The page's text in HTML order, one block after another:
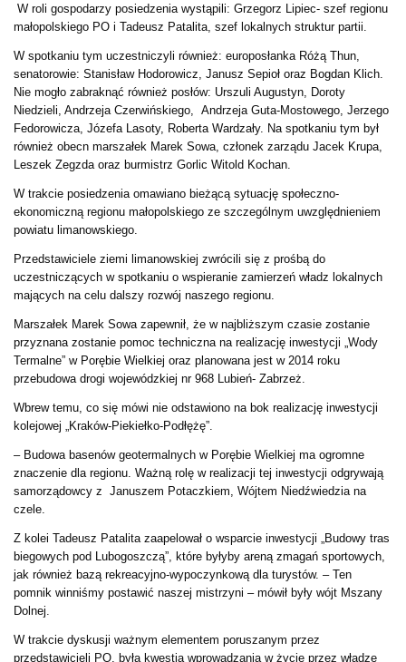
W roli gospodarzy posiedzenia wystąpili: Grzegorz Lipiec- szef regionu
małopolskiego PO i Tadeusz Patalita, szef lokalnych struktur partii.
W spotkaniu tym uczestniczyli również: europosłanka Różą Thun,
senatorowie: Stanisław Hodorowicz, Janusz Sepioł oraz Bogdan Klich.
Nie mogło zabraknąć również posłów: Urszuli Augustyn, Doroty
Niedzieli, Andrzeja Czerwińskiego, Andrzeja Guta-Mostowego, Jerzego
Fedorowicza, Józefa Lasoty, Roberta Wardzały. Na spotkaniu tym był
również obecn marszałek Marek Sowa, członek zarządu Jacek Krupa,
Leszek Zegzda oraz burmistrz Gorlic Witold Kochan.
W trakcie posiedzenia omawiano bieżącą sytuację społeczno-
ekonomiczną regionu małopolskiego ze szczególnym uwzględnieniem
powiatu limanowskiego.
Przedstawiciele ziemi limanowskiej zwrócili się z prośbą do
uczestniczących w spotkaniu o wspieranie zamierzeń władz lokalnych
mających na celu dalszy rozwój naszego regionu.
Marszałek Marek Sowa zapewnił, że w najbliższym czasie zostanie
przyznana zostanie pomoc techniczna na realizację inwestycji „Wody
Termalne” w Porębie Wielkiej oraz planowana jest w 2014 roku
przebudowa drogi wojewódzkiej nr 968 Lubień- Zabrzeż.
Wbrew temu, co się mówi nie odstawiono na bok realizację inwestycji
kolejowej „Kraków-Piekiełko-Podłężę”.
– Budowa basenów geotermalnych w Porębie Wielkiej ma ogromne
znaczenie dla regionu. Ważną rolę w realizacji tej inwestycji odgrywają
samorządowcy z Januszem Potaczkiem, Wójtem Niedźwiedzia na
czele.
Z kolei Tadeusz Patalita zaapelował o wsparcie inwestycji „Budowy tras
biegowych pod Lubogoszczą”, które byłyby areną zmagań sportowych,
jak również bazą rekreacyjno-wypoczynkową dla turystów. – Ten
pomnik winniśmy postawić naszej mistrzyni – mówił były wójt Mszany
Dolnej.
W trakcie dyskusji ważnym elementem poruszanym przez
przedstawicieli PO, była kwestia wprowadzania w życie przez władze